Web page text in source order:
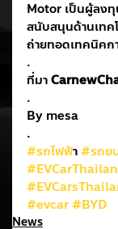
Motor เป็นผู้ลงทุ
สนับสนุนด้านเทค
ถ่ายทอดเทคนิค
.
ที่มา
.
By mesa
.
#รถไฟฟ้า #รถย
#evcar#BYD
News